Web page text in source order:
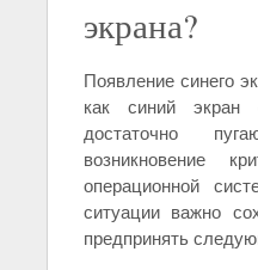
экрана?
Появление синего
как синий экран
достаточно
возникновение
операционной
ситуации важно
предпринять